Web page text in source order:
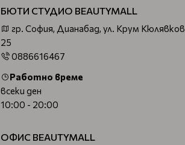
БЮТИ СТУДИО BEAUTYMALL
гр. София, Дианабад, ул. Крум Кюлявков
25
0886616467
Работно време
всеки ден
10:00 - 20:00
ОФИС BEAUTYMALL